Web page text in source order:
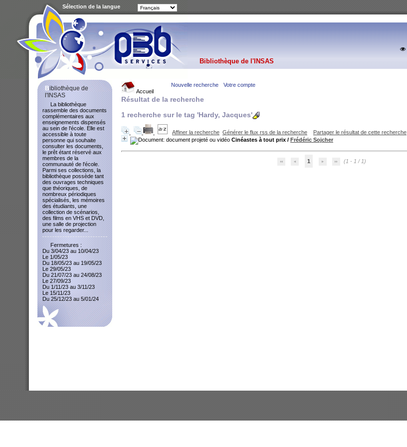
Accueil
Bibliothèque de l'INSAS
Nouvelle recherche Votre compte
Résultat de la recherche
1 recherche sur le tag 'Hardy, Jacques'
Affiner la recherche Générer le flux rss de la recherche
Partager le résultat de cette recherche
Cinéastes à tout prix / Frédéric Sojcher
1 (1 - 1 / 1)
Bibliothèque de
l'INSAS
La bibliothèque
rassemble des documents
complémentaires aux
enseignements dispensés
au sein de l'école. Elle est
accessible à toute
personne qui souhaite
consulter les documents,
le prêt étant réservé aux
membres de la
communauté de l'école.
Parmi ses collections, la
bibliothèque possède tant
des ouvrages techniques
que théoriques, de
nombreux périodiques
spécialisés, les mémoires
des étudiants, une
collection de scénarios,
des films en VHS et DVD,
une salle de projection
pour les regarder...
Fermetures :
Du 3/04/23 au 10/04/23
Le 1/05/23
Du 18/05/23 au 19/05/23
Le 29/05/23
Du 21/07/23 au 24/08/23
Le 27/09/23
Du 1/11/23 au 3/11/23
Le 15/11/23
Du 25/12/23 au 5/01/24
Sélection de la langue